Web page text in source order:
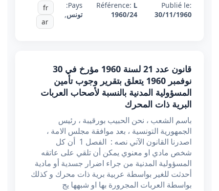
Publié le:
30/11/1960
Référence: L
1960/24
Pays:
تونس,
fr
ar
قانون عدد 21 لسنة 1960 مؤرخ في 30
نوفمبر 1960 يتعلق بتقرير وجوب تأمين
المسؤولية المدنية بالنسبة لأصحاب العربات
البرية ذات المحرك
باسم الشعب ، نحن الحبيب بورقيبة ، رئيس
الجمهورية التونسية ، بعد موافقة مجلس الامة ،
اصدرنا القانون الآتي نصه : الفصل 1 أن كل
شخص مادي او معنوي يمكن أن تلقي على عاتقه
المسؤولية المدنية من جراء اضرار جسدية أو مادية
أحدثت للغير بواسطة عربية برية ذات محرك و كذلك
بواسطة العربات المجرورة بها او شبهها يج